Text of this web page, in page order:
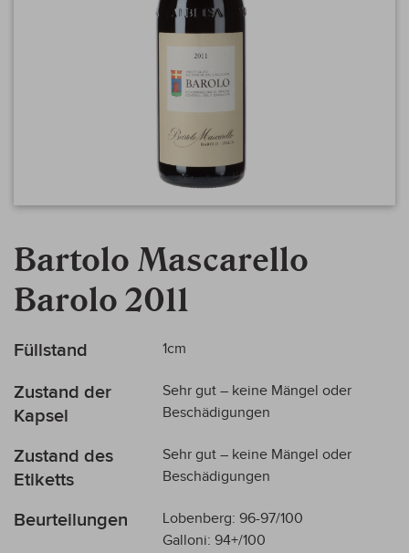
Bartolo Mascarello
Barolo 2011
Mehr
Füllstand 1cm
Zustand der
Kapsel
Sehr gut – keine Mängel oder
Beschädigungen
Zustand des
Etiketts
Sehr gut – keine Mängel oder
Beschädigungen
Beurteilungen
Lobenberg: 96-97/100
Galloni: 94+/100
Zum
der
Bildergalerie
springen